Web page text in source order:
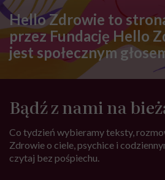
Hello Zdrowie to
przez Fundację Hello
jest społecznym
Bądź z nami na
Co tydzień wybieramy teksty,
Zdrowie o ciele, psychice i
czytaj bez pośpiechu.